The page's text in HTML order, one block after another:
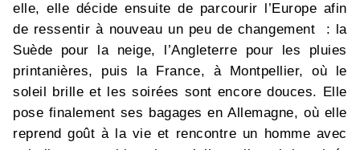
elle, elle décide ensuite de parcourir l’Europe afin
de ressentir à nouveau un peu de changement : la
Suède pour la neige, l’Angleterre pour les pluies
printanières, puis la France, à Montpellier, où le
soleil brille et les soirées sont encore douces. Elle
pose finalement ses bagages en Allemagne, où elle
reprend goût à la vie et rencontre un homme avec